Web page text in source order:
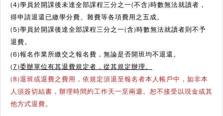
(4)學員於開課後未達全部課程三分之一(不含)時數無法就讀者，
得申請退還已繳學分費、雜費等各項費用之五成。
(5)學員於開課後達全部課程三分之一(含)時數無法就讀者則不予
退費。
(6)報名作業所繳交之報名費，無論是否開班均不退還。
(7)委辦單位有其退費規定者，從其規定辦理。
(8)退班或退費之費用，依規定須退至報名者本人帳戶中，如非本
人須簽切結書，辦理時間約工作天一至兩週。恕不接受以現金或其
他方式退費。